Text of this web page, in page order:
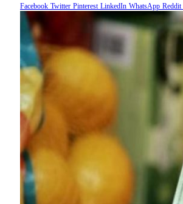
Facebook Twitter Pinterest LinkedIn WhatsApp Reddit